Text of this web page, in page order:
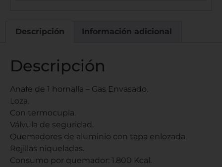
Descripción Información adicional
Descripción
Anafe de 1 hornalla – Gas Envasado.
Loza.
Con termocupla.
Válvula de seguridad.
Quemadores de aluminio con tapa enlozada.
Rejillas niqueladas.
Consumo por quemador: 1.800 Kcal.